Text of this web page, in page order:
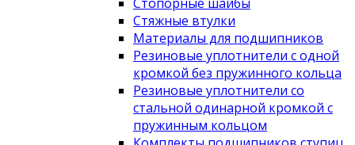
Стяжные втулки
Материалы для подшипников
Резиновые уплотнители с одной
кромкой без пружинного кольца
Резиновые уплотнители со
стальной одинарной кромкой с
пружинным кольцом